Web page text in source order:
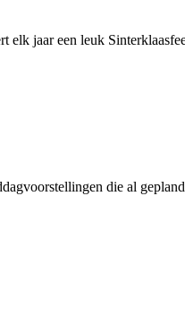
jaar een leuk
die al